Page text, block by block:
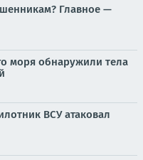
Главное —
моря обнаружили тела
ВСУ атаковал